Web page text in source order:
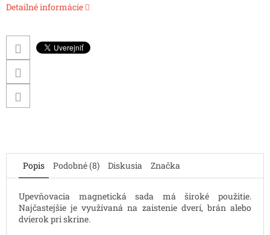
Detailné informácie
Popis Podobné (8) Diskusia Značka
Upevňovacia magnetická sada má široké použitie.
Najčastejšie je využívaná na zaistenie dverí, brán alebo
dvierok pri skrine.